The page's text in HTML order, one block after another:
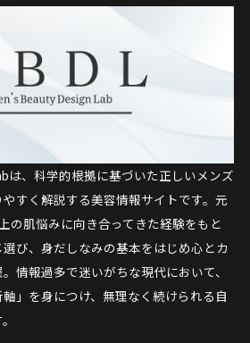
は、科学的根拠に基づいた正しいメンズ
すく解説する美容情報サイトです。元
の肌悩みに向き合ってきた経験をもと
び、身だしなみの基本をはじめ心とカ
情報過多で迷いがちな現代において、
軸」を身につけ、無理なく続けられる自